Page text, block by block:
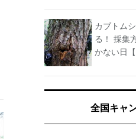
カブトム
る！ 採集
かない日【
全国キャ